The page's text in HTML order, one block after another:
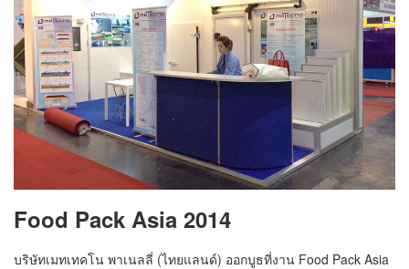
Food Pack Asia 2014
บริษัทเมทเทคโน พาเนลลี่ (ไทยแลนด์) ออกบูธที่งาน Food Pack Asia